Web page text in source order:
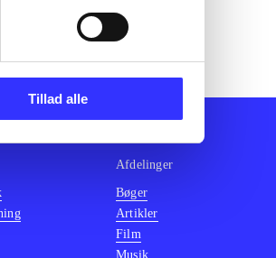
Tillad alle
Afdelinger
Bøger
Artikler
Film
Musik